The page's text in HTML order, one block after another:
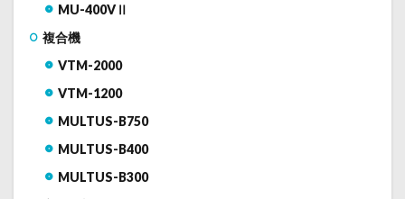
MU-400VⅡ
複合機
VTM-2000
VTM-1200
MULTUS-B750
MULTUS-B400
MULTUS-B300